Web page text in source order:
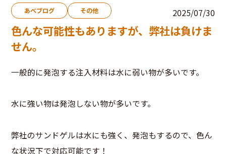
あべブログ その他 2025/07/30
色んな可能性もありますが、弊社は負けま
せん。
一般的に発泡する注入材料は水に弱い物が多いです。
水に強い物は発泡しない物が多いです。
弊社のサンドゲルは水にも強く、発泡もするので、色ん
な状況下で対応可能です！